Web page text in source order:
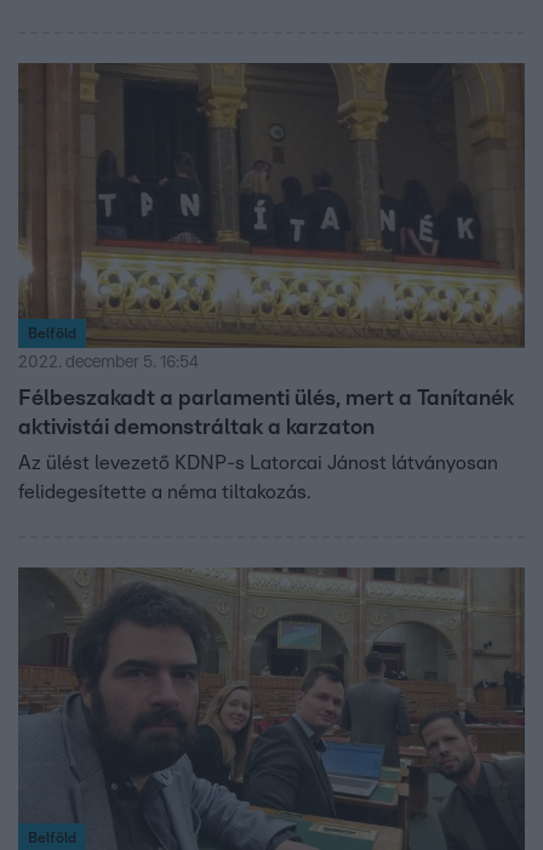
Belföld
2022. december 5. 16:54
Félbeszakadt a parlamenti ülés, mert a Tanítanék
aktivistái demonstráltak a karzaton
Az ülést levezető KDNP-s Latorcai Jánost látványosan
felidegesítette a néma tiltakozás.
Belföld